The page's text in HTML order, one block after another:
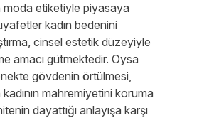
moda etiketiyle piyasaya
kadın bedenini
cinsel estetik düzeyiyle
amacı gütmektedir. Oysa
gövdenin örtülmesi,
mahremiyetini koruma
dayattığı anlayışa karşı